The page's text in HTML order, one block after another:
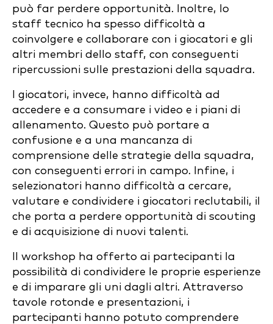
può far perdere opportunità. Inoltre, lo
staff tecnico ha spesso difficoltà a
coinvolgere e collaborare con i giocatori e gli
altri membri dello staff, con conseguenti
ripercussioni sulle prestazioni della squadra.
I giocatori, invece, hanno difficoltà ad
accedere e a consumare i video e i piani di
allenamento. Questo può portare a
confusione e a una mancanza di
comprensione delle strategie della squadra,
con conseguenti errori in campo. Infine, i
selezionatori hanno difficoltà a cercare,
valutare e condividere i giocatori reclutabili, il
che porta a perdere opportunità di scouting
e di acquisizione di nuovi talenti.
Il workshop ha offerto ai partecipanti la
possibilità di condividere le proprie esperienze
e di imparare gli uni dagli altri. Attraverso
tavole rotonde e presentazioni, i
partecipanti hanno potuto comprendere